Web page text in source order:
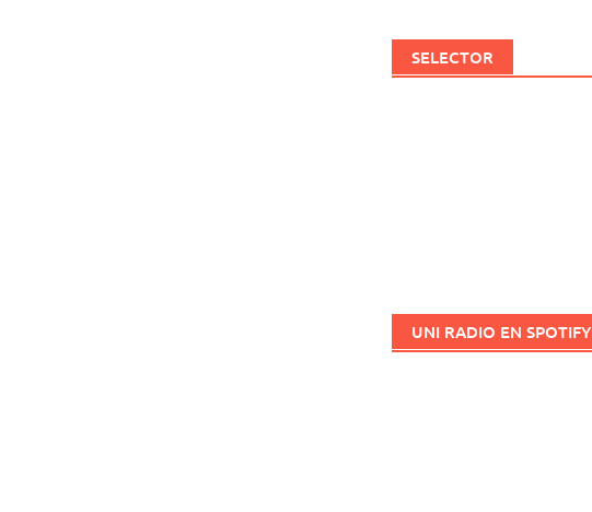
SELECTOR
UNI RADIO EN SPOTIFY